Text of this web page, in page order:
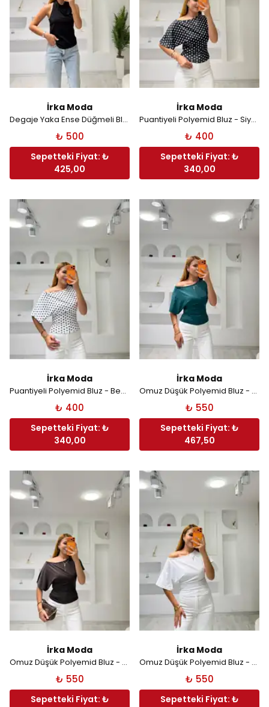
İrka Moda
Degaje Yaka Ense Düğmeli Bluz - Siyah
₺ 500
Sepetteki Fiyat: ₺
425,00
İrka Moda
Puantiyeli Polyemid Bluz - Siyah
₺ 400
Sepetteki Fiyat: ₺
340,00
İrka Moda
Puantiyeli Polyemid Bluz - Beyaz
₺ 400
Sepetteki Fiyat: ₺
340,00
İrka Moda
Omuz Düşük Polyemid Bluz - Haki
₺ 550
Sepetteki Fiyat: ₺
467,50
İrka Moda
Omuz Düşük Polyemid Bluz - Acı Kahve
₺ 550
Sepetteki Fiyat: ₺
İrka Moda
Omuz Düşük Polyemid Bluz - Beyaz
₺ 550
Sepetteki Fiyat: ₺